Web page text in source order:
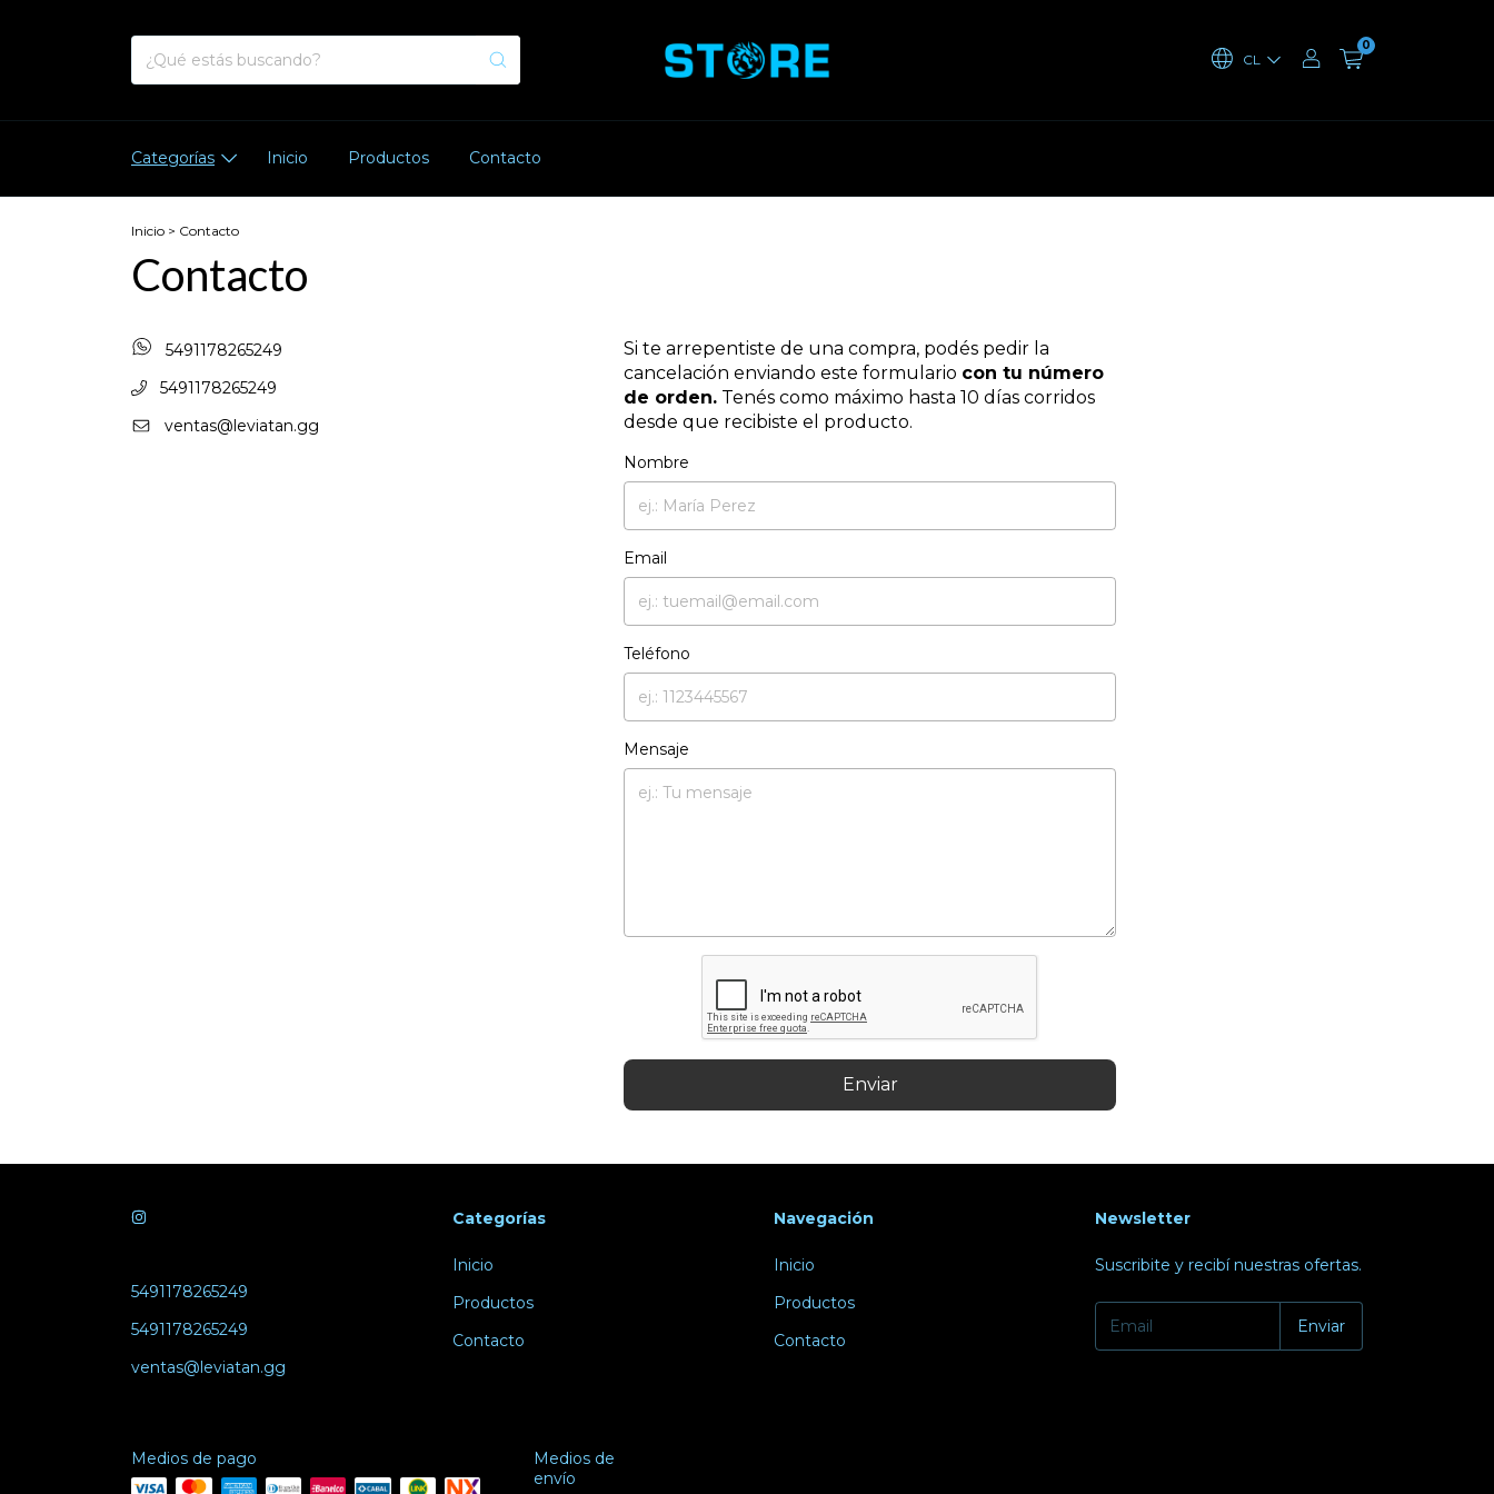
CL
0
Categorías Inicio Productos Contacto
Inicio > Contacto
Contacto
5491178265249
5491178265249
ventas@leviatan.gg
Si te arrepentiste de una compra, podés pedir la
cancelación enviando este formulario con tu número
de orden. Tenés como máximo hasta 10 días corridos
desde que recibiste el producto.
Nombre
Email
Teléfono
Mensaje
Enviar
5491178265249
5491178265249
ventas@leviatan.gg
Categorías
Inicio
Productos
Contacto
Navegación
Inicio
Productos
Contacto
Newsletter
Suscribite y recibí nuestras ofertas.
Medios de pago
Medios de
envío